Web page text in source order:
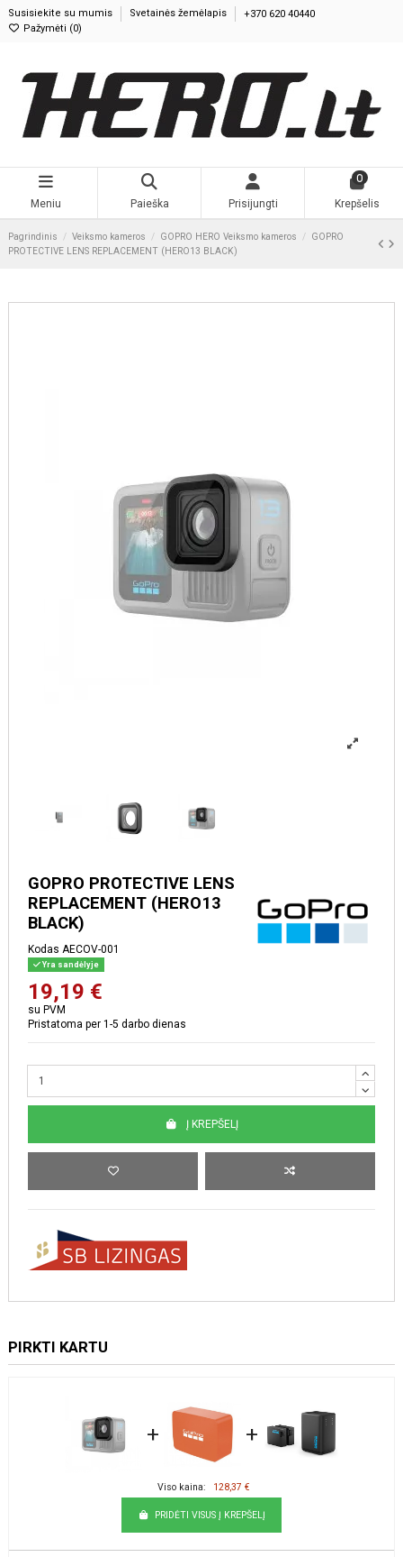
Susisiekite su mumis Svetainės žemėlapis
+370 620 40440
Pažymėti (0)
Meniu Paieška Prisijungti
0
Krepšelis
Pagrindinis Veiksmo kameros GOPRO HERO Veiksmo kameros
GOPRO
PROTECTIVE LENS REPLACEMENT (HERO13 BLACK)
GOPRO PROTECTIVE LENS
REPLACEMENT (HERO13
BLACK)
Kodas AECOV-001
Yra sandėlyje
19,19 €
su PVM
Pristatoma per 1-5 darbo dienas
Į KREPŠELĮ
PIRKTI KARTU
+ +
Viso kaina: 128,37 €
PRIDĖTI VISUS Į KREPŠELĮ